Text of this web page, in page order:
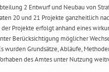
2 Entwurf und Neubau von
20 und 21 Projekte ganzheitlich
der Projekte erfolgt anhand eines
Berücksichtigung möglicher
wurden Grundsätze, Abläufe,
des Amtes unter Nutzung